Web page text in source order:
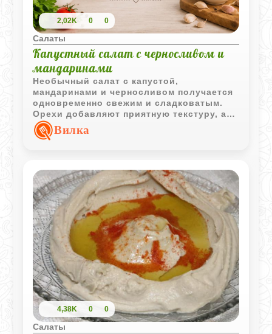
2,02K 0 0
Салаты
Капустный салат с черносливом и
мандаринами
Необычный салат с капустой,
мандаринами и черносливом получается
одновременно свежим и сладковатым.
Орехи добавляют приятную текстуру, а
легкая кислинка делает вкус более
ярким.Вилка
4,38K 0 0
Салаты